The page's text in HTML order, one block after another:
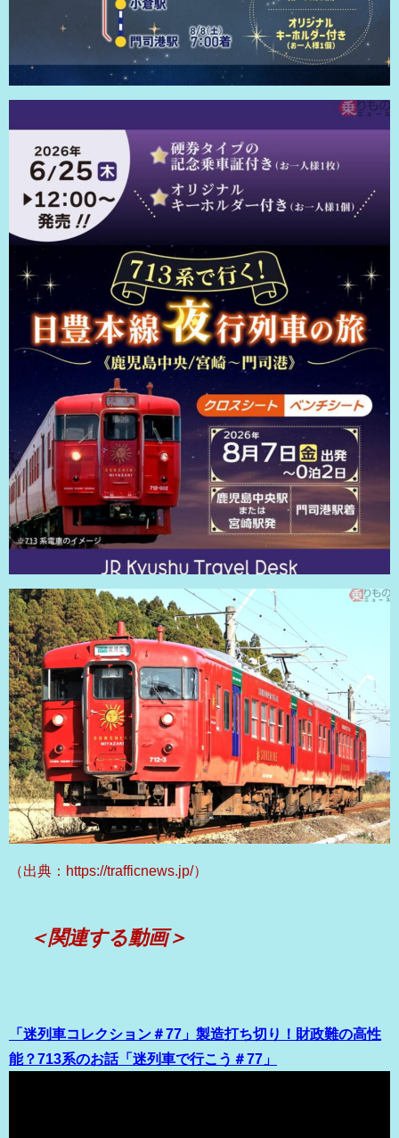
（出典：https://trafficnews.jp/）
＜関連する動画＞
「迷列車コレクション＃77」製造打ち切り！財政難の高性
能？713系のお話「迷列車で行こう＃77」